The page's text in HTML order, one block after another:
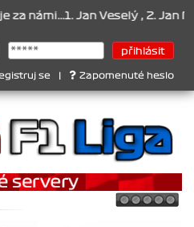
Jan Veselý , 2. Jan Nováček ,
se Zapomenuté heslo